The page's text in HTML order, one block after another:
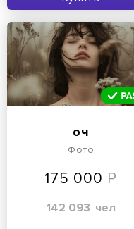
оч
Фото
175 000
142 093 чел